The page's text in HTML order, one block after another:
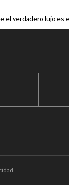
el verdadero lujo es